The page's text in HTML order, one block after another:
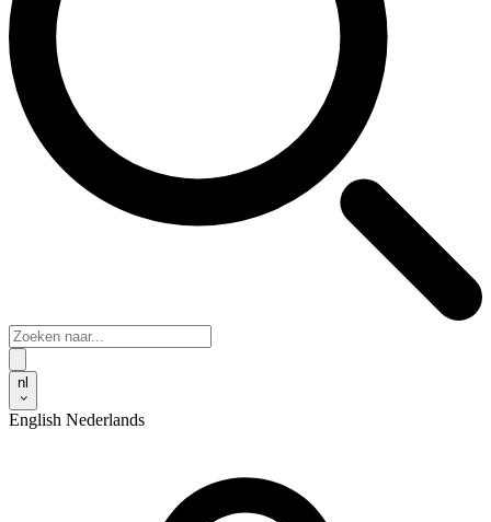
nl
English Nederlands